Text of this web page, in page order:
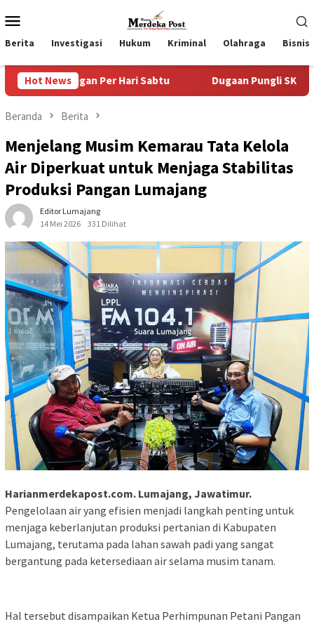
ke
kontenMobile
Berita Investigasi Hukum Kriminal Olahraga Bisnis
Hot News
Per Hari Sabtu Dugaan Pungli SKAB di BPRD
Beranda Berita
Menjelang Musim Kemarau Tata Kelola
Air Diperkuat untuk Menjaga Stabilitas
Produksi Pangan Lumajang
Editor Lumajang
14 Mei 2026
331 Dilihat
Harianmerdekapost.com. Lumajang, Jawatimur.
Pengelolaan air yang efisien menjadi langkah penting untuk
menjaga keberlanjutan produksi pertanian di Kabupaten
Lumajang, terutama pada lahan sawah padi yang sangat
bergantung pada ketersediaan air selama musim tanam.
Hal tersebut disampaikan Ketua Perhimpunan Petani Pangan